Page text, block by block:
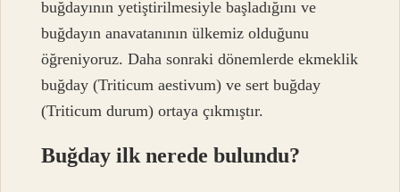
buğdayının yetiştirilmesiyle başladığını ve
buğdayın anavatanının ülkemiz olduğunu
öğreniyoruz. Daha sonraki dönemlerde ekmeklik
buğday (Triticum aestivum) ve sert buğday
(Triticum durum) ortaya çıkmıştır.
Buğday ilk nerede bulundu?